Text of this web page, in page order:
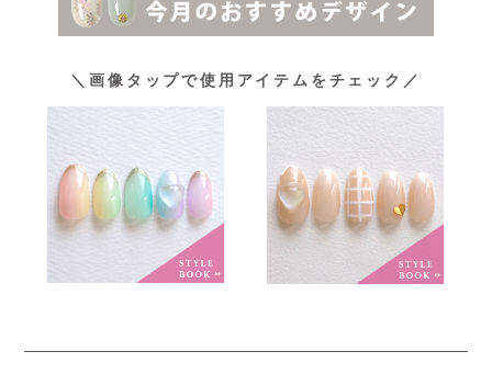
＼画像タップで使用アイテムをチェック／